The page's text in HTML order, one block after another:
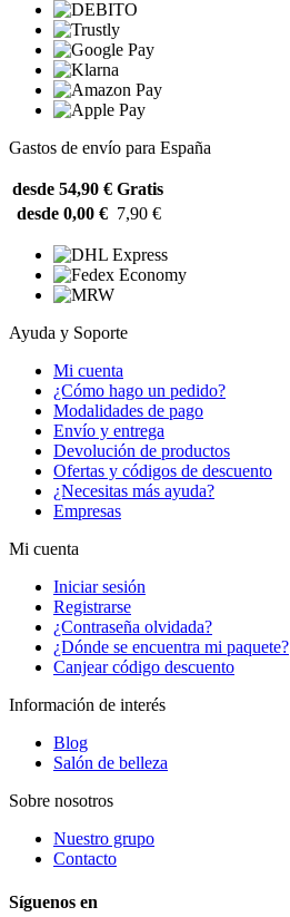
Gastos de envío para España
desde 54,90 € Gratis
desde 0,00 € 7,90 €
Ayuda y Soporte
Mi cuenta
¿Cómo hago un pedido?
Modalidades de pago
Envío y entrega
Devolución de productos
Ofertas y códigos de descuento
¿Necesitas más ayuda?
Empresas
Mi cuenta
Iniciar sesión
Registrarse
¿Contraseña olvidada?
¿Dónde se encuentra mi paquete?
Canjear código descuento
Información de interés
Blog
Salón de belleza
Sobre nosotros
Nuestro grupo
Contacto
Síguenos en